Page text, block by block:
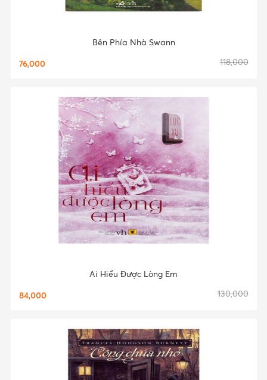
Bên Phía Nhà Swann
76,000 118,000
Ai Hiểu Được Lòng Em
84,000 130,000